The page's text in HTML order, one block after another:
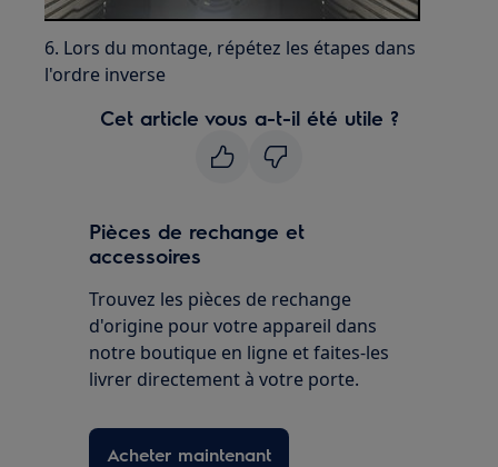
6. Lors du montage, répétez les étapes dans
l'ordre inverse
Cet article vous a-t-il été utile ?
Pièces de rechange et
accessoires
Trouvez les pièces de rechange
d'origine pour votre appareil dans
notre boutique en ligne et faites-les
livrer directement à votre porte.
Acheter maintenant